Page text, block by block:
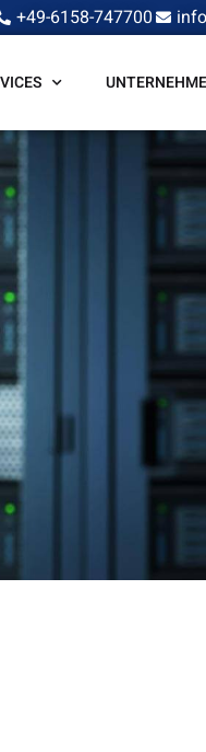
+49-6158-747700